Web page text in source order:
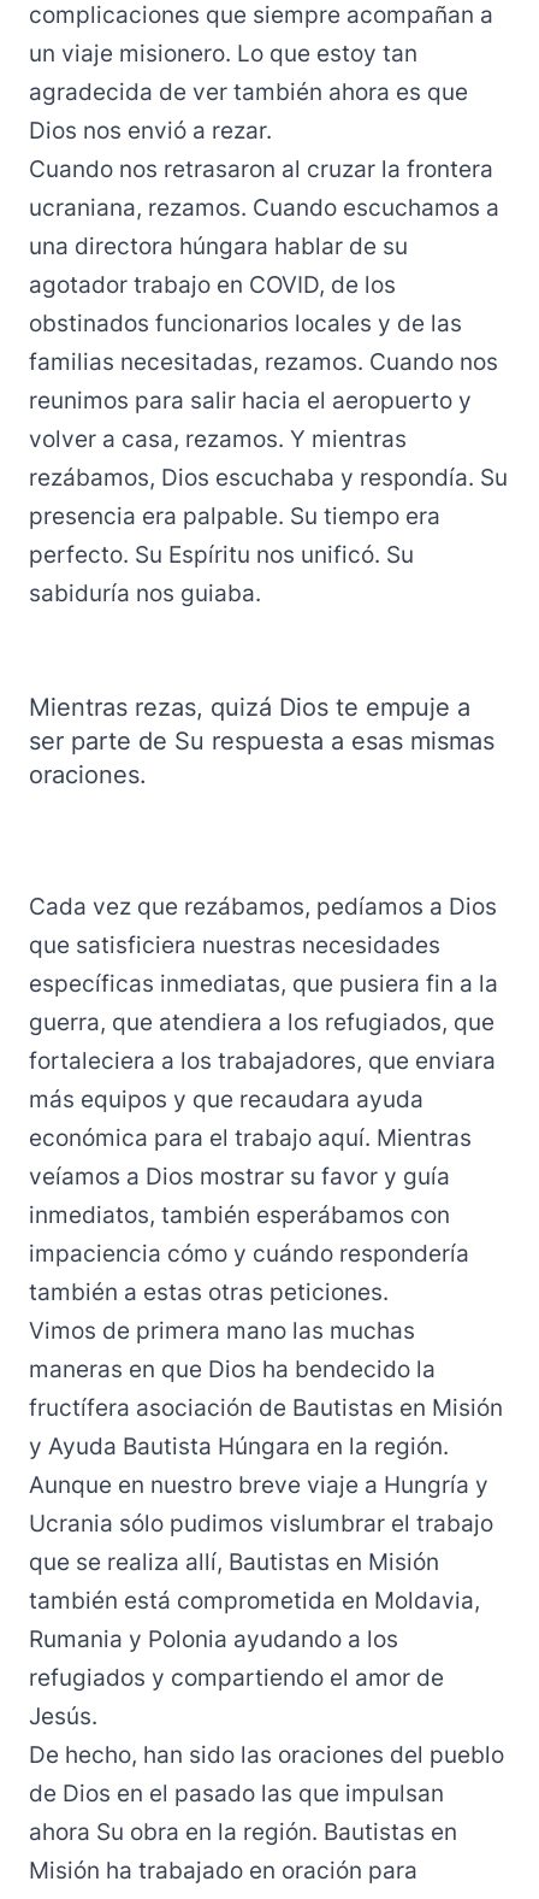
complicaciones que siempre acompañan a
un viaje misionero. Lo que estoy tan
agradecida de ver también ahora es que
Dios nos envió a rezar.
Cuando nos retrasaron al cruzar la frontera
ucraniana, rezamos. Cuando escuchamos a
una directora húngara hablar de su
agotador trabajo en COVID, de los
obstinados funcionarios locales y de las
familias necesitadas, rezamos. Cuando nos
reunimos para salir hacia el aeropuerto y
volver a casa, rezamos. Y mientras
rezábamos, Dios escuchaba y respondía. Su
presencia era palpable. Su tiempo era
perfecto. Su Espíritu nos unificó. Su
sabiduría nos guiaba.
Mientras rezas, quizá Dios te empuje a
ser parte de Su respuesta a esas mismas
oraciones.
Cada vez que rezábamos, pedíamos a Dios
que satisficiera nuestras necesidades
específicas inmediatas, que pusiera fin a la
guerra, que atendiera a los refugiados, que
fortaleciera a los trabajadores, que enviara
más equipos y que recaudara ayuda
económica para el trabajo aquí. Mientras
veíamos a Dios mostrar su favor y guía
inmediatos, también esperábamos con
impaciencia cómo y cuándo respondería
también a estas otras peticiones.
Vimos de primera mano las muchas
maneras en que Dios ha bendecido la
fructífera asociación de Bautistas en Misión
y Ayuda Bautista Húngara en la región.
Aunque en nuestro breve viaje a Hungría y
Ucrania sólo pudimos vislumbrar el trabajo
que se realiza allí, Bautistas en Misión
también está comprometida en Moldavia,
Rumania y Polonia ayudando a los
refugiados y compartiendo el amor de
Jesús.
De hecho, han sido las oraciones del pueblo
de Dios en el pasado las que impulsan
ahora Su obra en la región. Bautistas en
Misión ha trabajado en oración para